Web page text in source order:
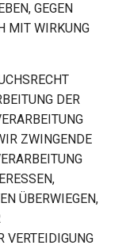
GEGEN
MIT WIRKUNG
DER
ZWINGENDE
ÜBERWIEGEN,
VERTEIDIGUNG